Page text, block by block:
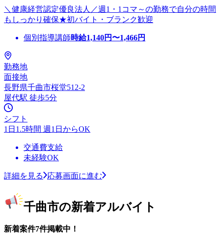
＼健康経営認定優良法人／週1・1コマ～の勤務で自分の時間
もしっかり確保★初バイト・ブランク歓迎
個別指導講師時給1,140円〜1,466円
勤務地
面接地
長野県千曲市桜堂512-2
屋代駅 徒歩5分
シフト
1日1.5時間 週1日からOK
交通費支給
未経験OK
詳細を見る 応募画面に進む
千曲市の新着アルバイト
新着案件7件掲載中！